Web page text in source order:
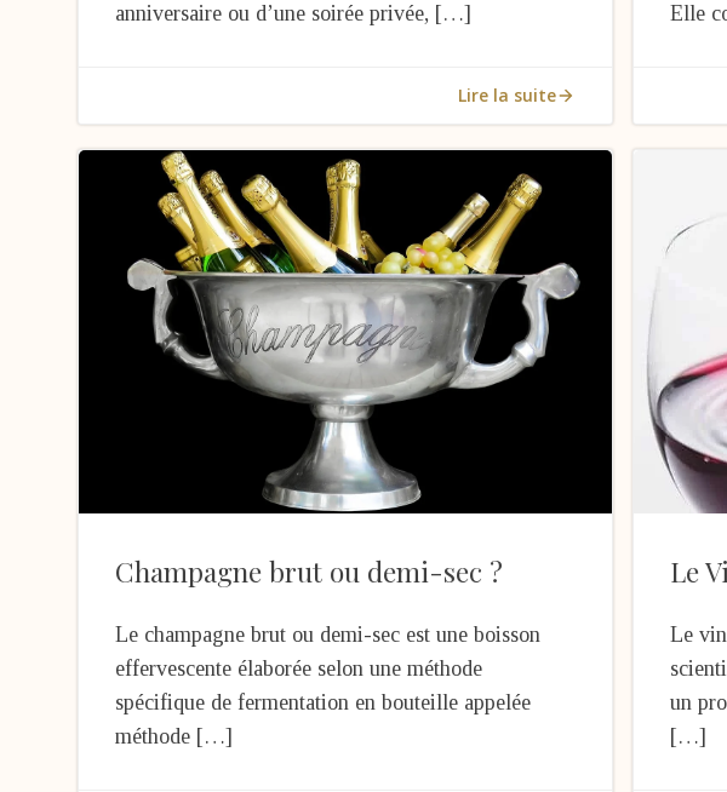
Elle
anniversaire ou d’une soirée privée, […]
Lire la suite
Champagne brut ou demi-sec ?
Le champagne brut ou demi-sec est une boisson
effervescente élaborée selon une méthode
spécifique de fermentation en bouteille appelée
méthode […]
Le
Le
un
[…]